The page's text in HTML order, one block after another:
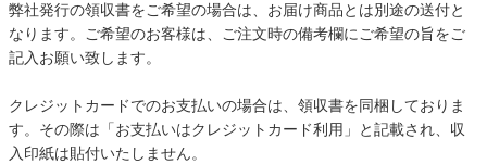
弊社発行の領収書をご希望の場合は、お届け商品とは別途の送付と
なります。ご希望のお客様は、ご注文時の備考欄にご希望の旨をご
記入お願い致します。
クレジットカードでのお支払いの場合は、領収書を同梱しておりま
す。その際は「お支払いはクレジットカード利用」と記載され、収
入印紙は貼付いたしません。